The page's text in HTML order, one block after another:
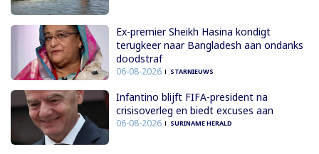
Ex-premier Sheikh Hasina kondigt
terugkeer naar Bangladesh aan ondanks
doodstraf
06-08-2026 STARNIEUWS
Infantino blijft FIFA-president na
crisisoverleg en biedt excuses aan
06-08-2026 SURINAME HERALD